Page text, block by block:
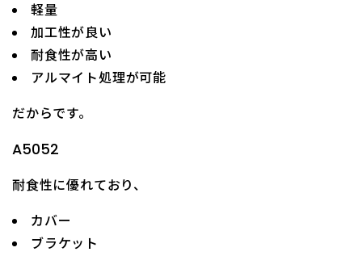
軽量
加工性が良い
耐食性が高い
アルマイト処理が可能
だからです。
A5052
耐食性に優れており、
カバー
ブラケット